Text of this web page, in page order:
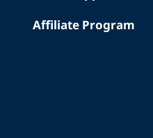
Affiliate Program